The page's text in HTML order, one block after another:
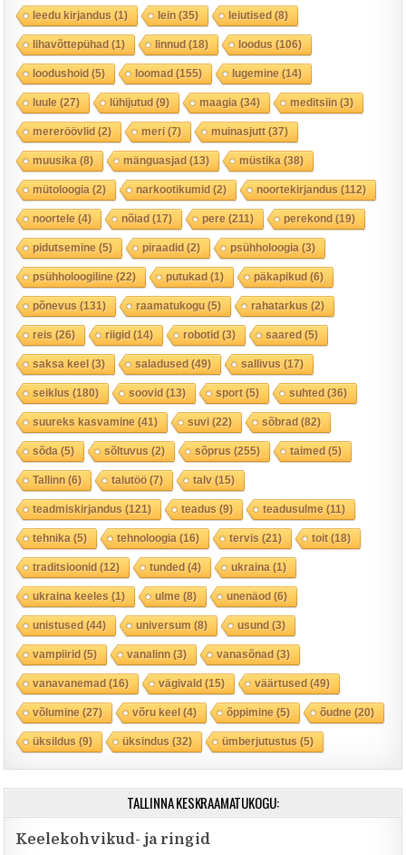
leedu kirjandus (1) lein(35) leiutised(8)
lihavõttepühad(1) linnud(18) loodus (106)
loodushoid(5) loomad(155) lugemine (14)
luule (27) lühijutud(9) maagia (34) meditsiin(3)
mereröövlid(2) meri(7) muinasjutt(37)
muusika (8) mänguasjad(13) müstika (38)
mütoloogia (2) narkootikumid(2) noortekirjandus (112)
noortele (4) nõiad(17) pere (211) perekond(19)
pidutsemine (5) piraadid(2) psühholoogia (3)
psühholoogiline (22) putukad(1) päkapikud(6)
põnevus (131) raamatukogu(5) rahatarkus (2)
reis (26) riigid(14) robotid(3) saared(5)
saksa keel(3) saladused(49) sallivus (17)
seiklus (180) soovid(13) sport(5) suhted(36)
suureks kasvamine (41) suvi(22) sõbrad(82)
sõda (5) sõltuvus (2) sõprus (255) taimed(5)
Tallinn(6) talutöö(7) talv(15)
teadmiskirjandus (121) teadus (9) teadusulme (11)
tehnika (5) tehnoloogia (16) tervis (21) toit(18)
traditsioonid(12) tunded(4) ukraina (1)
ukraina keeles (1) ulme (8) unenäod(6)
unistused(44) universum (8) usund(3)
vampiirid(5) vanalinn(3) vanasõnad(3)
vanavanemad(16) vägivald(15) väärtused(49)
võlumine (27) võru keel(4) õppimine (5) õudne (20)
üksildus (9) üksindus (32) ümberjutustus (5)
TALLINNA KESKRAAMATUKOGU:
Keelekohvikud- ja ringid